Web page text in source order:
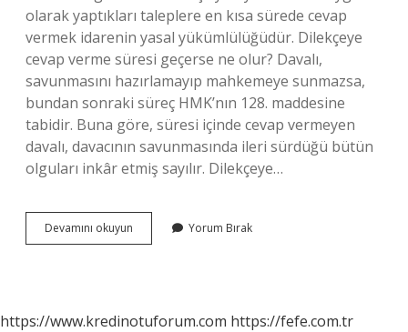
olarak yaptıkları taleplere en kısa sürede cevap
vermek idarenin yasal yükümlülüğüdür. Dilekçeye
cevap verme süresi geçerse ne olur? Davalı,
savunmasını hazırlamayıp mahkemeye sunmazsa,
bundan sonraki süreç HMK’nın 128. maddesine
tabidir. Buna göre, süresi içinde cevap vermeyen
davalı, davacının savunmasında ileri sürdüğü bütün
olguları inkâr etmiş sayılır. Dilekçeye…
Devamını okuyun Dilekçeye
Cevap
Yorum Bırak
https://www.kredinotuforum.com https://fefe.com.tr